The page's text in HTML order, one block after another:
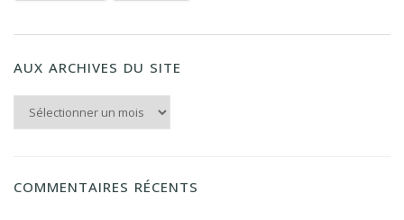
AUX ARCHIVES DU SITE
COMMENTAIRES RÉCENTS